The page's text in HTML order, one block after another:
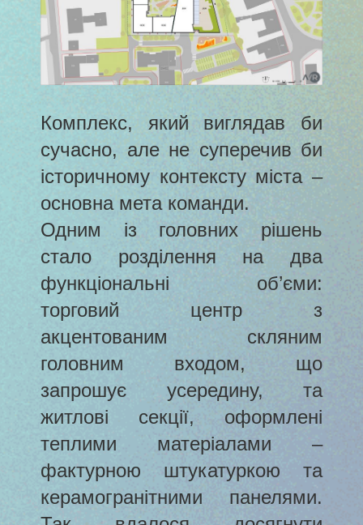
Комплекс, який виглядав би
сучасно, але не суперечив би
історичному контексту міста –
основна мета команди.
Одним із головних рішень
стало розділення на два
функціональні об’єми:
торговий центр з
акцентованим скляним
головним входом, що
запрошує усередину, та
житлові секції, оформлені
теплими матеріалами –
фактурною штукатуркою та
керамогранітними панелями.